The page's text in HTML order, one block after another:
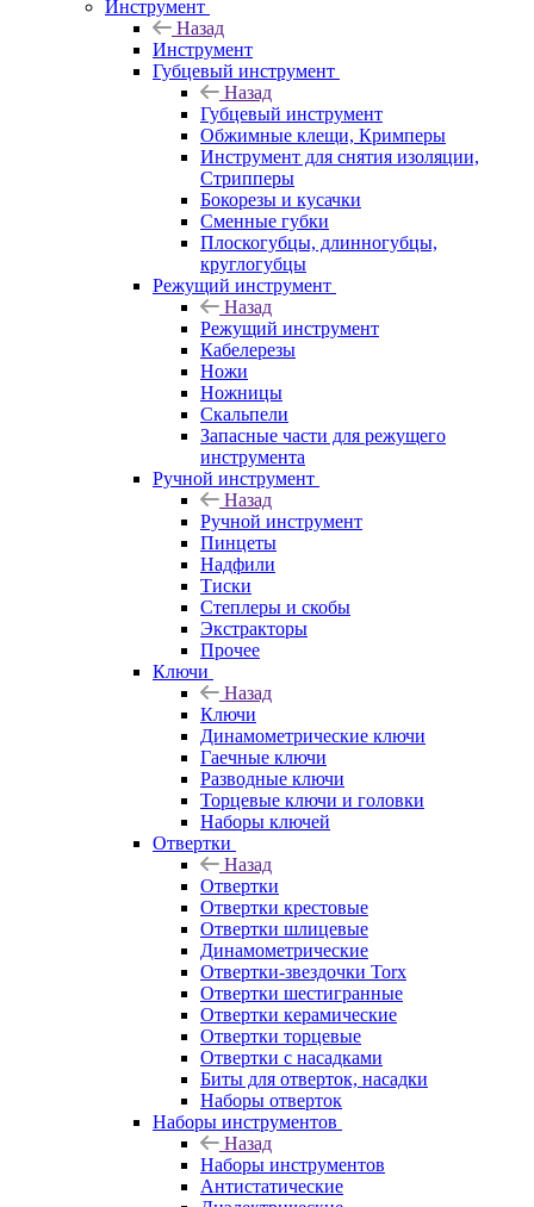
Инструмент
Назад
Инструмент
Губцевый инструмент
Назад
Губцевый инструмент
Обжимные клещи, Кримперы
Инструмент для снятия изоляции,
Стрипперы
Бокорезы и кусачки
Сменные губки
Плоскогубцы, длинногубцы,
круглогубцы
Режущий инструмент
Назад
Режущий инструмент
Кабелерезы
Ножи
Ножницы
Скальпели
Запасные части для режущего
инструмента
Ручной инструмент
Назад
Ручной инструмент
Пинцеты
Надфили
Тиски
Степлеры и скобы
Экстракторы
Прочее
Ключи
Назад
Ключи
Динамометрические ключи
Гаечные ключи
Разводные ключи
Торцевые ключи и головки
Наборы ключей
Отвертки
Назад
Отвертки
Отвертки крестовые
Отвертки шлицевые
Динамометрические
Отвертки-звездочки Torx
Отвертки шестигранные
Отвертки керамические
Отвертки торцевые
Отвертки с насадками
Биты для отверток, насадки
Наборы отверток
Наборы инструментов
Назад
Наборы инструментов
Антистатические